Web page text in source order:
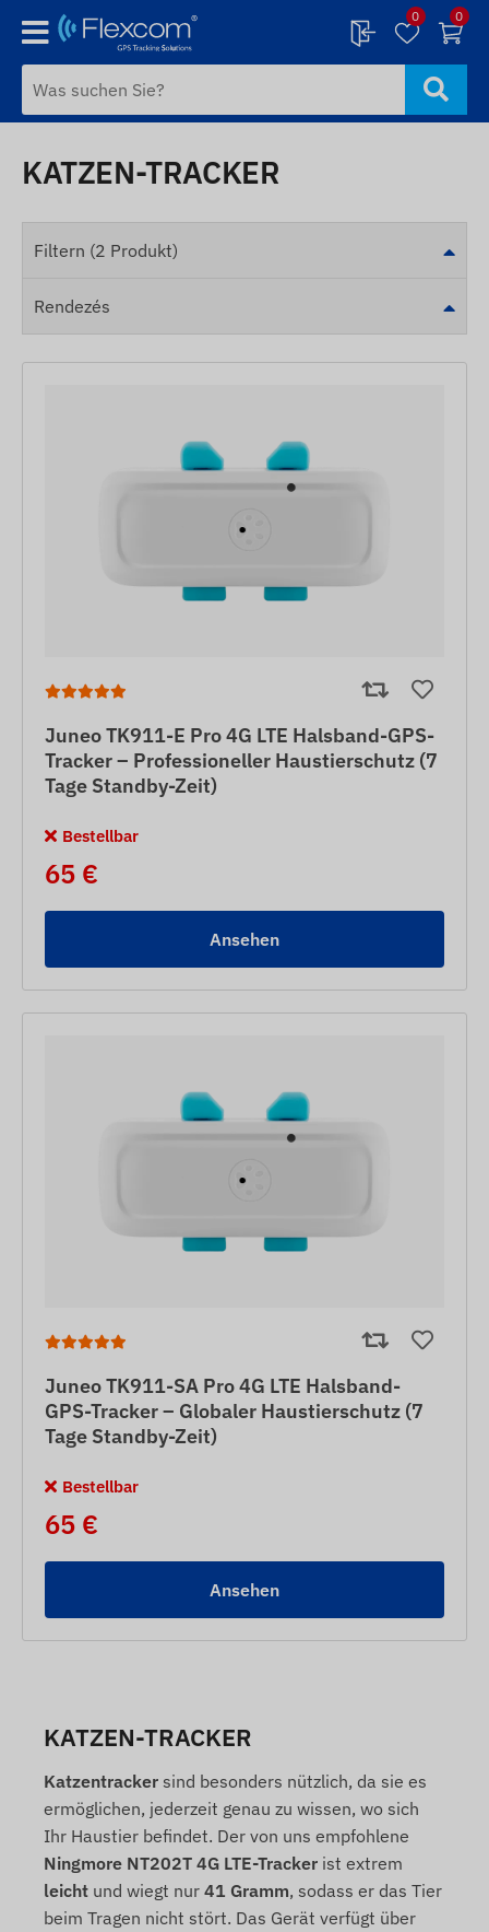
0 0
KATZEN-TRACKER
Filtern (2 Produkt)
Rendezés
Juneo TK911-E Pro 4G LTE Halsband-GPS-
Tracker – Professioneller Haustierschutz (7
Tage Standby-Zeit)
Bestellbar
65 €
Ansehen
Juneo TK911-SA Pro 4G LTE Halsband-
GPS-Tracker – Globaler Haustierschutz (7
Tage Standby-Zeit)
Bestellbar
65 €
Ansehen
KATZEN-TRACKER
Katzentracker sind besonders nützlich, da sie es
ermöglichen, jederzeit genau zu wissen, wo sich
Ihr Haustier befindet. Der von uns empfohlene
Ningmore NT202T 4G LTE-Tracker ist extrem
leicht und wiegt nur 41 Gramm, sodass er das Tier
beim Tragen nicht stört. Das Gerät verfügt über